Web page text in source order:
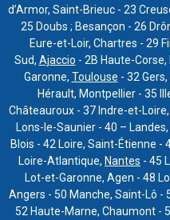
d’Armor, Saint-Brieuc - 23
25 Doubs ; Besançon - 26
Eure-et-Loir, Chartres - 29
Sud, Ajaccio - 2B Haute-
Garonne, Toulouse - 32
Hérault, Montpellier - 35
Châteauroux - 37 Indre-et-
Lons-le-Saunier - 40 –
Blois - 42 Loire, Saint-Étienne -
Loire-Atlantique, Nantes - 45
Lot-et-Garonne, Agen - 48
Angers - 50 Manche, Saint-Lô -
52 Haute-Marne, Chaumont -